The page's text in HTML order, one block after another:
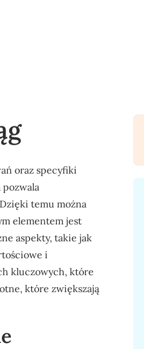
oraz specyfiki
temu można
elementem jest
aspekty, takie jak
i
kluczowych, które
które zwiększają